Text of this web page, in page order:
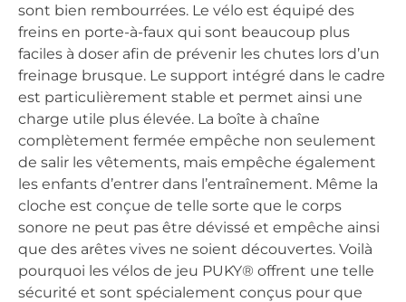
sont bien rembourrées. Le vélo est équipé des
freins en porte-à-faux qui sont beaucoup plus
faciles à doser afin de prévenir les chutes lors d’un
freinage brusque. Le support intégré dans le cadre
est particulièrement stable et permet ainsi une
charge utile plus élevée. La boîte à chaîne
complètement fermée empêche non seulement
de salir les vêtements, mais empêche également
les enfants d’entrer dans l’entraînement. Même la
cloche est conçue de telle sorte que le corps
sonore ne peut pas être dévissé et empêche ainsi
que des arêtes vives ne soient découvertes. Voilà
pourquoi les vélos de jeu PUKY® offrent une telle
sécurité et sont spécialement conçus pour que